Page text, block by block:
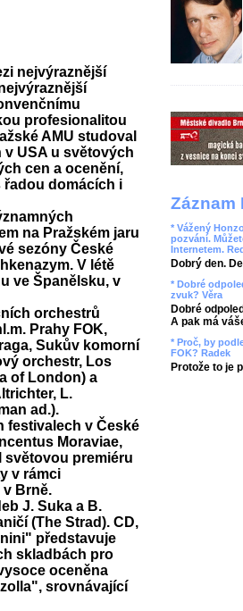
nejvýraznější
profesionalitou
AMU studoval
v USA u světových
cen a ocenění,
řadou domácích i
na Pražském jaru
sezóny České
V létě
ve Španělsku, v
orchestrů
Prahy FOK,
Sukův komorní
orchestr, Los
of London) a
L.
ad.).
festivalech v České
Moraviae,
světovou premiéru
v rámci
v Brně.
J. Suka a B.
(The Strad). CD,
představuje
skladbách pro
oceněna
srovnávající
Záznam
* Vážený
pozvání.
Internetem.
Dobrý den.
* Dobré
zvuk? Věra
Dobré
A pak má
* Proč, by
FOK? Radek
Protože to je